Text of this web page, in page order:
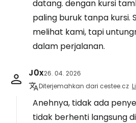
datang. dengan kursi
paling buruk tanpa kursi.
melihat kami, tapi
dalam perjalanan.
J0x26. 04. 2026
Diterjemahkan dari cestee.cz
Anehnya, tidak ada
tidak berhenti langsung